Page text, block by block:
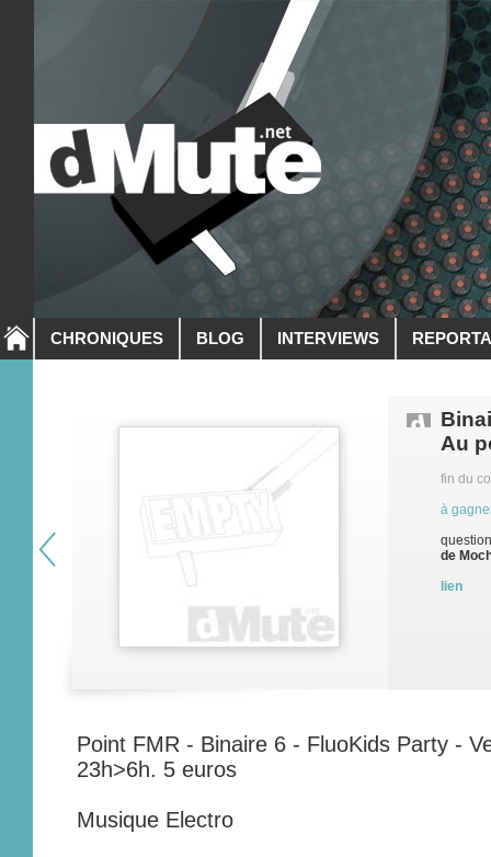
CHRONIQUES BLOG INTERVIEWS
Au
fin du
à
de
lien
Point FMR - Binaire 6 - FluoKids Party -
23h>6h. 5 euros
Musique Electro